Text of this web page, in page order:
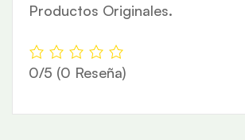
Productos Originales.
0/5 (0 Reseña)